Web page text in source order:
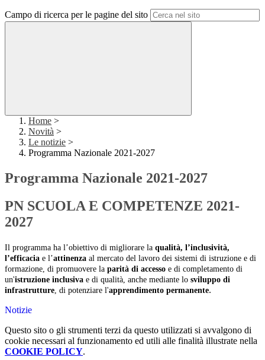
Campo di ricerca per le pagine del sito
Home >
Novità >
Le notizie >
Programma Nazionale 2021-2027
Programma Nazionale 2021-2027
PN SCUOLA E COMPETENZE 2021-
2027
Il programma ha l’obiettivo di migliorare la qualità, l’inclusività,
l’efficacia e l’attinenza al mercato del lavoro dei sistemi di istruzione e di
formazione, di promuovere la parità di accesso e di completamento di
un'istruzione inclusiva e di qualità, anche mediante lo sviluppo di
infrastrutture, di potenziare l'apprendimento permanente.
Notizie
Questo sito o gli strumenti terzi da questo utilizzati si avvalgono di
cookie necessari al funzionamento ed utili alle finalità illustrate nella
COOKIE POLICY.